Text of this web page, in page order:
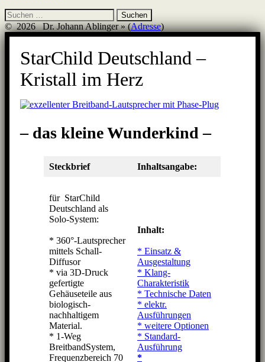
Suchen
nach:
© 2026 Dr. Johann Ablinger » (Adresse)
StarChild Deutschland –
Kristall im Herz
– das kleine Wunderkind –
Steckbrief Inhaltsangabe:
für StarChild
Deutschland als
Solo-System:
* 360°-Lautsprecher
mittels Schall-
Diffusor
* via 3D-Druck
gefertigte
Gehäuseteile aus
biologisch-
nachhaltigem
Material.
* 1-Weg
BreitbandSystem,
Frequenzbereich 70
Inhalt:
* Einsatz &
Ausgestaltung
* Klang-
Charakteristik
* Technische Daten
* elektr.
Ausführungen
* weitere Optionen
* Standard-
Ausführung
*